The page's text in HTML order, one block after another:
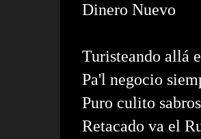
Dinero Nuevo
Turisteando allá
Pa'l negocio
Puro culito
Retacado va el